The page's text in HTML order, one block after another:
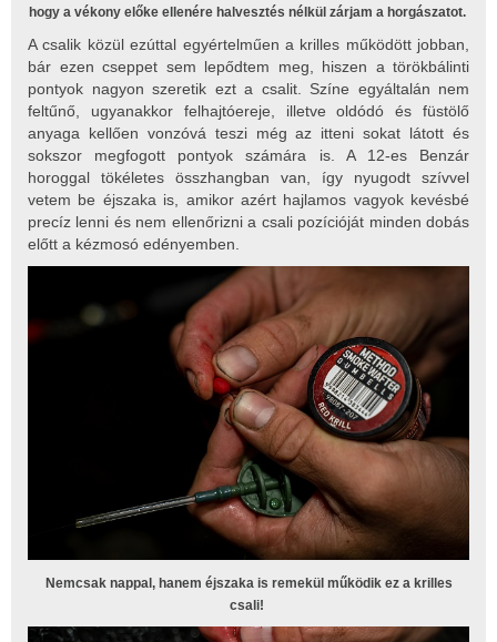
hogy a vékony előke ellenére halvesztés nélkül zárjam a horgászatot.
A csalik közül ezúttal egyértelműen a krilles működött jobban,
bár ezen cseppet sem lepődtem meg, hiszen a törökbálinti
pontyok nagyon szeretik ezt a csalit. Színe egyáltalán nem
feltűnő, ugyanakkor felhajtóereje, illetve oldódó és füstölő
anyaga kellően vonzóvá teszi még az itteni sokat látott és
sokszor megfogott pontyok számára is. A 12-es Benzár
horoggal tökéletes összhangban van, így nyugodt szívvel
vetem be éjszaka is, amikor azért hajlamos vagyok kevésbé
precíz lenni és nem ellenőrizni a csali pozícióját minden dobás
előtt a kézmosó edényemben.
Nemcsak nappal, hanem éjszaka is remekül működik ez a krilles
csali!